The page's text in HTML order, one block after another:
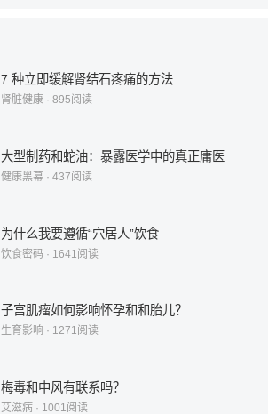
7 种立即缓解肾结石疼痛的方法
肾脏健康· 895阅读
大型制药和蛇油：暴露医学中的真正庸医
健康黑幕· 437阅读
为什么我要遵循“穴居人”饮食
饮食密码 · 1641 阅读
子宫肌瘤如何影响怀孕和和胎儿？
生育影响 · 1271阅读
梅毒和中风有联系吗？
艾滋病· 1001阅读